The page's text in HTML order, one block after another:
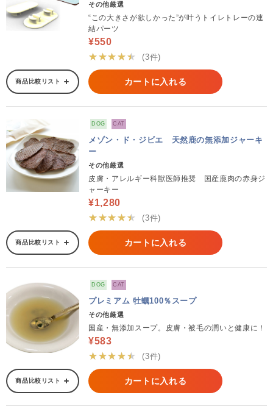
その他厳選
“この大きさが欲しかった”が叶うトイレトレーの連
結パーツ
¥550
★★★★★
(3件)
商品比較リスト カートに入れる
DOG CAT
メゾン・ド・ジビエ 天然鹿の無添加ジャーキ
ー
その他厳選
皮膚・アレルギー科獣医師推奨 国産鹿肉の赤身ジ
ャーキー
¥1,280
★★★★★
(3件)
商品比較リスト カートに入れる
DOG CAT
プレミアム 牡蠣100％スープ
その他厳選
国産・無添加スープ。皮膚・被毛の潤いと健康に！
¥583
★★★★★
(3件)
商品比較リスト カートに入れる